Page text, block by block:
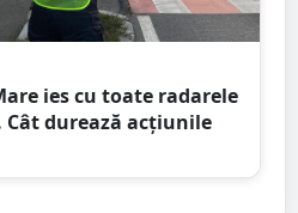
ies cu toate radarele
Cât durează acțiunile